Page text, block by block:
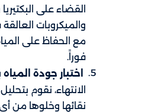
القضاء على
والميكروبات
مع الحفاظ على
فوراً.
اختبار جودة
الانتهاء، نقوم
نقائها وخلوها من